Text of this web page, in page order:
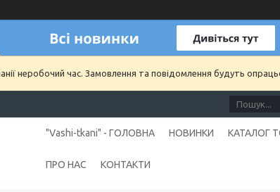
неробочий час. Замовлення та повідомлення будуть
"Vashi-tkani" - ГОЛОВНА НОВИНКИ КАТАЛОГ
ПРО НАС КОНТАКТИ